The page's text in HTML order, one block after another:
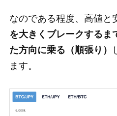
なのである程度、高値と
を大きくブレークするま
た方向に乗る（順張り）
ます。